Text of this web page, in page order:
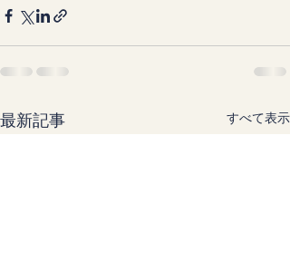
最新記事 すべて表示